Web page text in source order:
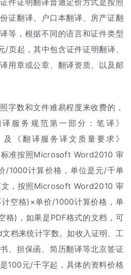
件证明翻译普通定价方式是按照
证翻译、户口本翻译、房产证翻
等，根据不同的语言和证件类型
/页起，其中包含证件证明翻译、
用章或公章、翻译资质、以及邮
字数和文件难易程度来收费的，
服务规范第一部分：笔译》
及《翻译服务译文质量要求》
标准按照Microsoft Word2010 审
/1000计算价格，单位是元/千单
文，按照Microsoft Word2010 审
空格)×单价/1000计算价格，单
格)，如果是PDF格式的文档，可
档来统计字数。如收入证明、工
、担保函、简历翻译等北京签证
100元/千字起，具体的资料价格